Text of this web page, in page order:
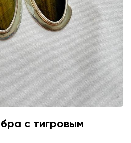
с тигровым